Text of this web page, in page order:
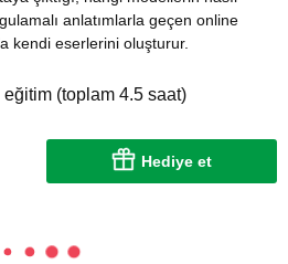
anlatımlarla geçen online
kendi eserlerini oluşturur.
(toplam 4.5 saat)
Hediye et